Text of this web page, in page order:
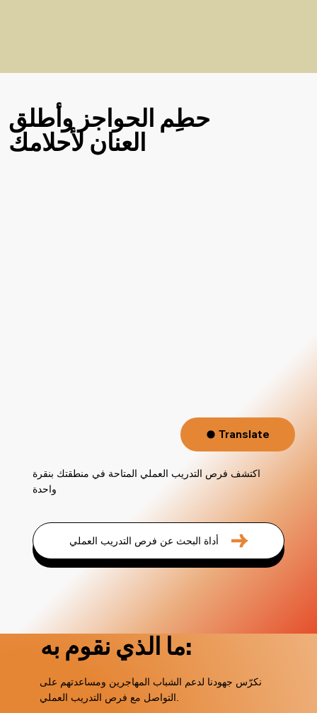
حطِم الحواجز وأطلق
العنان لأحلامك
اكتشف فرص التدريب العملي المتاحة في منطقتك بنقرة
واحدة
أداة البحث عن فرص التدريب العملي
Translate
ما الذي نقوم به:
نكرّس جهودنا لدعم الشباب المهاجرين ومساعدتهم على